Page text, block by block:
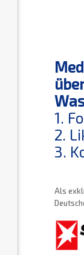
1.
2.
3.
Als